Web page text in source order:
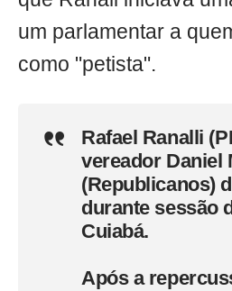
um parlamentar a
como "petista".
Rafael Ranalli
vereador Daniel
(Republicanos)
durante sessão
Cuiabá.
Após a